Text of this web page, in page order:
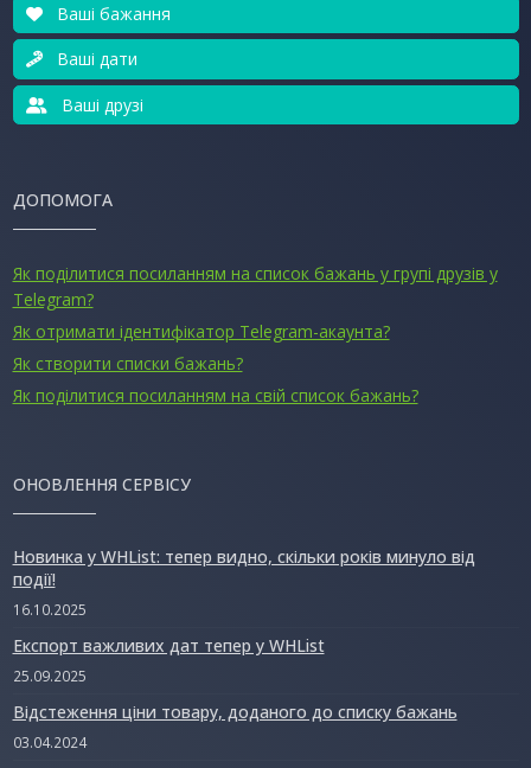
Ваші бажання
Ваші дати
Ваші друзі
ДОПОМОГА
Як поділитися посиланням на список бажань у групі друзів у
Telegram?
Як отримати ідентифікатор Telegram-акаунта?
Як створити списки бажань?
Як поділитися посиланням на свій список бажань?
ОНОВЛЕННЯ СЕРВІСУ
Новинка у WHList: тепер видно, скільки років минуло від
події!
16.10.2025
Експорт важливих дат тепер у WHList
25.09.2025
Відстеження ціни товару, доданого до списку бажань
03.04.2024